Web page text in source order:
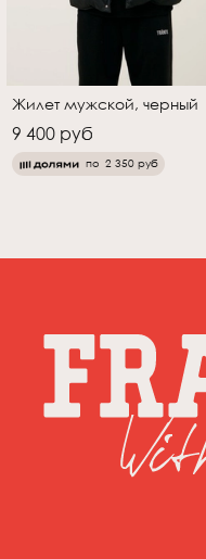
Жилет мужской, черный
9 400 руб
по 2 350 руб